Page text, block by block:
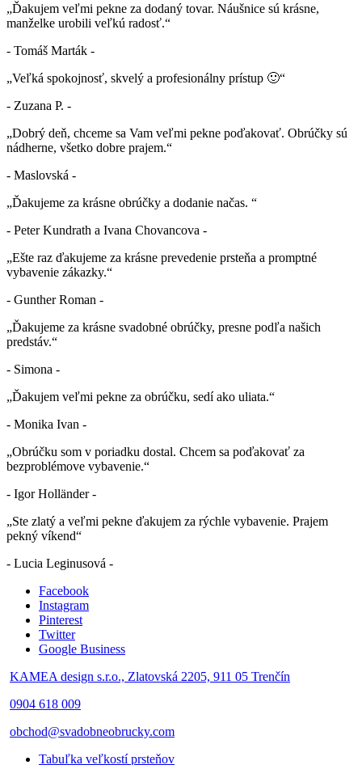
„Ďakujem veľmi pekne za dodaný tovar. Náušnice sú krásne,
manželke urobili veľkú radosť.“
- Tomáš Marták -
„Veľká spokojnosť, skvelý a profesionálny prístup 🙂“
- Zuzana P. -
„Dobrý deň, chceme sa Vam veľmi pekne poďakovať. Obrúčky sú
nádherne, všetko dobre prajem.“
- Maslovská -
„Ďakujeme za krásne obrúčky a dodanie načas. “
- Peter Kundrath a Ivana Chovancova -
„Ešte raz ďakujeme za krásne prevedenie prsteňa a promptné
vybavenie zákazky.“
- Gunther Roman -
„Ďakujeme za krásne svadobné obrúčky, presne podľa našich
predstáv.“
- Simona -
„Ďakujem veľmi pekne za obrúčku, sedí ako uliata.“
- Monika Ivan -
„Obrúčku som v poriadku dostal. Chcem sa poďakovať za
bezproblémove vybavenie.“
- Igor Holländer -
„Ste zlatý a veľmi pekne ďakujem za rýchle vybavenie. Prajem
pekný víkend“
- Lucia Leginusová -
Facebook
Instagram
Pinterest
Twitter
Google Business
KAMEA design s.r.o., Zlatovská 2205, 911 05 Trenčín
0904 618 009
obchod@svadobneobrucky.com
Tabuľka veľkostí prsteňov